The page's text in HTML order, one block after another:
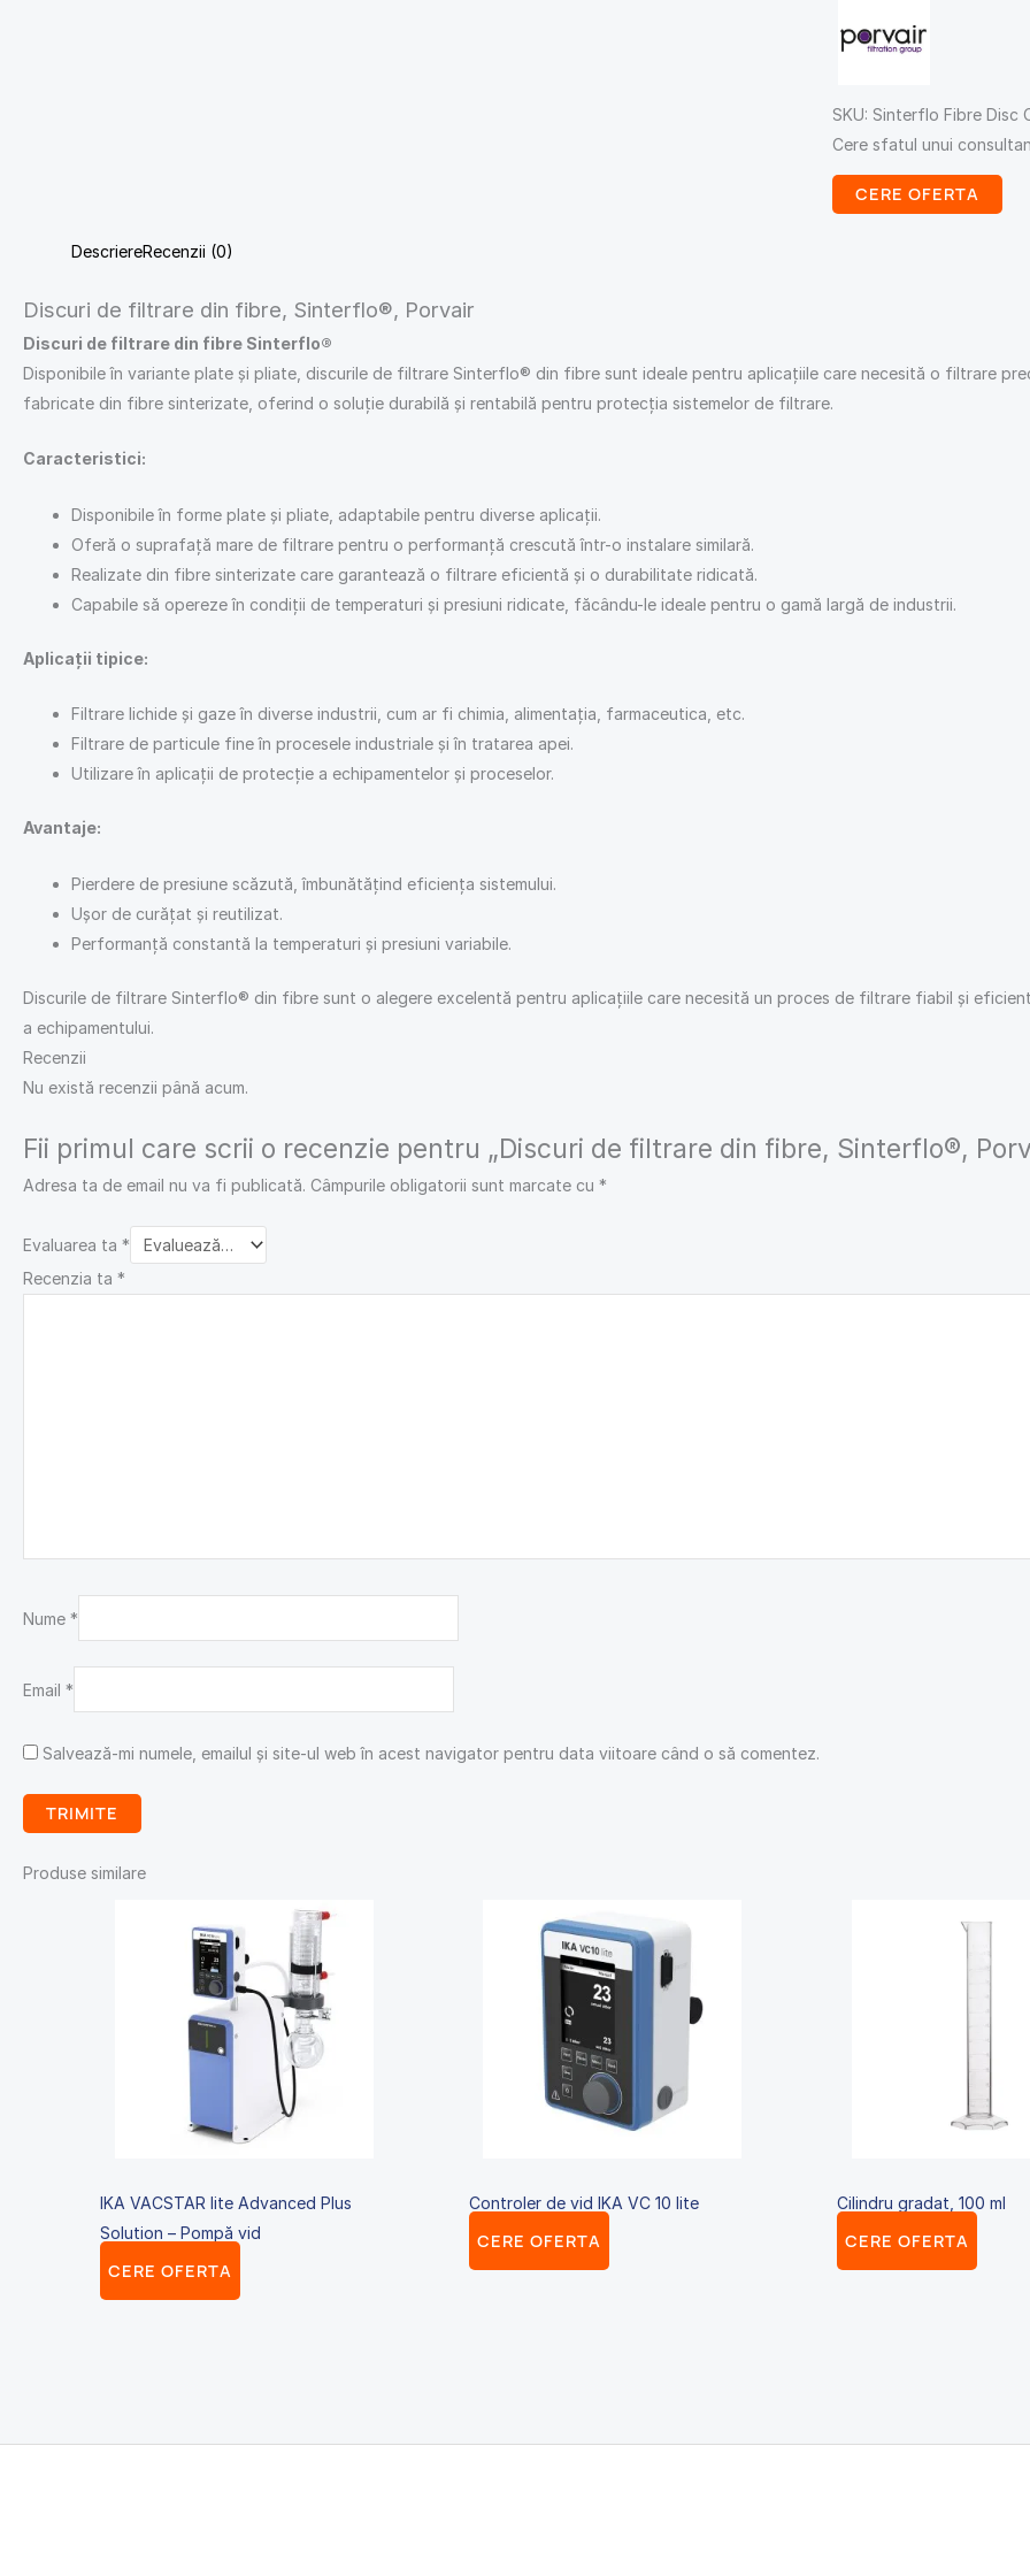
SKU: Sinterflo Fibre Disc
Cere sfatul unui
CERE OFERTA
DescriereRecenzii (0)
Discuri de filtrare din fibre, Sinterflo®, Porvair
Discuri de filtrare din fibre Sinterflo®
Disponibile în variante plate și pliate, discurile de filtrare Sinterflo® din fibre sunt ideale pentru aplicațiile care necesită o filtrare
fabricate din fibre sinterizate, oferind o soluție durabilă și rentabilă pentru protecția sistemelor de filtrare.
Caracteristici:
Disponibile în forme plate și pliate, adaptabile pentru diverse aplicații.
Oferă o suprafață mare de filtrare pentru o performanță crescută într-o instalare similară.
Realizate din fibre sinterizate care garantează o filtrare eficientă și o durabilitate ridicată.
Capabile să opereze în condiții de temperaturi și presiuni ridicate, făcându-le ideale pentru o gamă largă de industrii.
Aplicații tipice:
Filtrare lichide și gaze în diverse industrii, cum ar fi chimia, alimentația, farmaceutica, etc.
Filtrare de particule fine în procesele industriale și în tratarea apei.
Utilizare în aplicații de protecție a echipamentelor și proceselor.
Avantaje:
Pierdere de presiune scăzută, îmbunătățind eficiența sistemului.
Ușor de curățat și reutilizat.
Performanță constantă la temperaturi și presiuni variabile.
Discurile de filtrare Sinterflo® din fibre sunt o alegere excelentă pentru aplicațiile care necesită un proces de filtrare fiabil și
a echipamentului.
Recenzii
Nu există recenzii până acum.
Fii primul care scrii o recenzie pentru „Discuri de filtrare din fibre, Sinterflo®,
Adresa ta de email nu va fi publicată. Câmpurile obligatorii sunt marcate cu *
Evaluarea ta *
Recenzia ta *
Nume *
Email *
Salvează-mi numele, emailul și site-ul web în acest navigator pentru data viitoare când o să comentez.
Produse similare
IKA VACSTAR lite Advanced Plus
Solution – Pompă vid
CERE OFERTA
Controler de vid IKA VC 10 lite
CERE OFERTA
Cilindru gradat, 100 ml
CERE OFERTA